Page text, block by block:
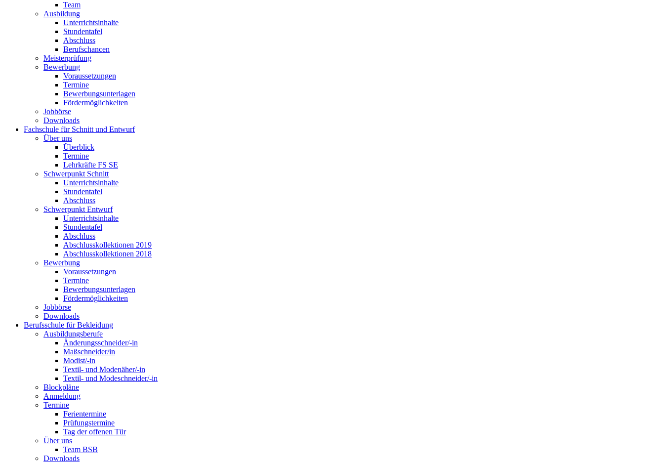
Team
Ausbildung
Unterrichtsinhalte
Stundentafel
Abschluss
Berufschancen
Meisterprüfung
Bewerbung
Voraussetzungen
Termine
Bewerbungsunterlagen
Fördermöglichkeiten
Jobbörse
Downloads
Fachschule für Schnitt und Entwurf
Über uns
Überblick
Termine
Lehrkräfte FS SE
Schwerpunkt Schnitt
Unterrichtsinhalte
Stundentafel
Abschluss
Schwerpunkt Entwurf
Unterrichtsinhalte
Stundentafel
Abschluss
Abschlusskollektionen 2019
Abschlusskollektionen 2018
Bewerbung
Voraussetzungen
Termine
Bewerbungsunterlagen
Fördermöglichkeiten
Jobbörse
Downloads
Berufsschule für Bekleidung
Ausbildungsberufe
Änderungsschneider/-in
Maßschneider/in
Modist/-in
Textil- und Modenäher/-in
Textil- und Modeschneider/-in
Blockpläne
Anmeldung
Termine
Ferientermine
Prüfungstermine
Tag der offenen Tür
Über uns
Team BSB
Downloads